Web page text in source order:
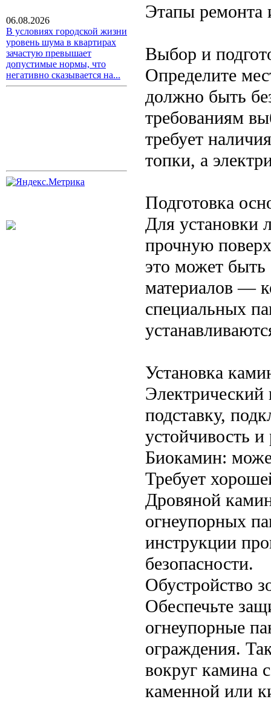
06.08.2026
В условиях городской жизни
уровень шума в квартирах
зачастую превышает
допустимые нормы, что
негативно сказывается на...
Этапы ремонта
Выбор и
Определите
должно быть
требованиям
требует
топки, а
Подготовка
Для установки
прочную
это может быть
материалов —
специальных
Установка
Электрический
подставку,
устойчивость и
Биокамин:
Требует
Дровяной
огнеупорных
инструкции
безопасности.
Обустройство
Обеспечьте
огнеупорные
ограждения.
вокруг камина
каменной или